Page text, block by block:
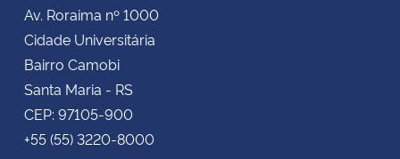
Av. Roraima nº 1000
Cidade Universitária
Bairro Camobi
Santa Maria - RS
CEP: 97105-900
+55 (55) 3220-8000